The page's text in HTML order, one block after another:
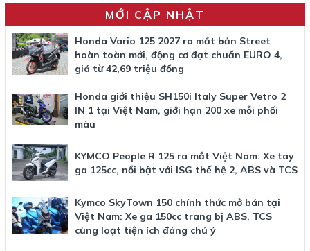
MỚI CẬP NHẬT
Honda Vario 125 2027 ra mắt bản Street
hoàn toàn mới, động cơ đạt chuẩn EURO 4,
giá từ 42,69 triệu đồng
Honda giới thiệu SH150i Italy Super Vetro 2
IN 1 tại Việt Nam, giới hạn 200 xe mỗi phối
màu
KYMCO People R 125 ra mắt Việt Nam: Xe tay
ga 125cc, nổi bật với ISG thế hệ 2, ABS và TCS
Kymco SkyTown 150 chính thức mở bán tại
Việt Nam: Xe ga 150cc trang bị ABS, TCS
cùng loạt tiện ích đáng chú ý